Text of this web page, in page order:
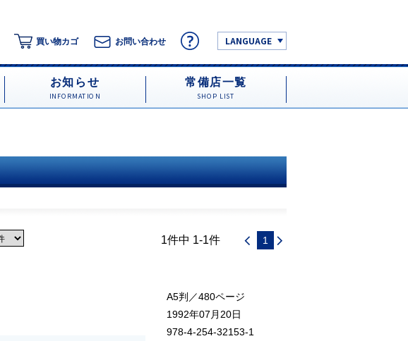
買い物カゴ お問い合わせ LANGUAGE
お知らせ
INFORMATION
常備店一覧
SHOP LIST
1件中 1-1件 1
A5判／480ページ
1992年07月20日
978-4-254-32153-1